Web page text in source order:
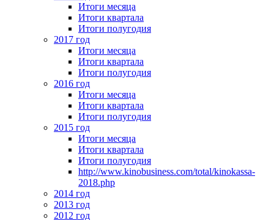
Итоги месяца
Итоги квартала
Итоги полугодия
2017 год
Итоги месяца
Итоги квартала
Итоги полугодия
2016 год
Итоги месяца
Итоги квартала
Итоги полугодия
2015 год
Итоги месяца
Итоги квартала
Итоги полугодия
http://www.kinobusiness.com/total/kinokassa-
2018.php
2014 год
2013 год
2012 год